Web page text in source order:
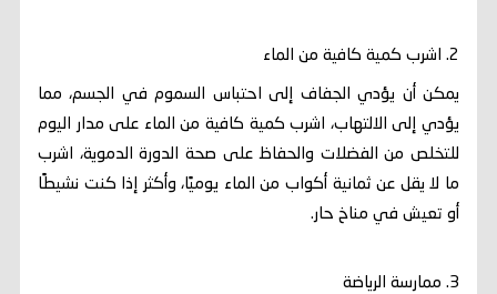
2. اشرب كمية كافية من الماء
يمكن أن يؤدي الجفاف إلى احتباس السموم في الجسم، مما
يؤدي إلى الالتهاب، اشرب كمية كافية من الماء على مدار اليوم
للتخلص من الفضلات والحفاظ على صحة الدورة الدموية، اشرب
ما لا يقل عن ثمانية أكواب من الماء يوميًا، وأكثر إذا كنت نشيطًا
أو تعيش في مناخ حار.
3. ممارسة الرياضة